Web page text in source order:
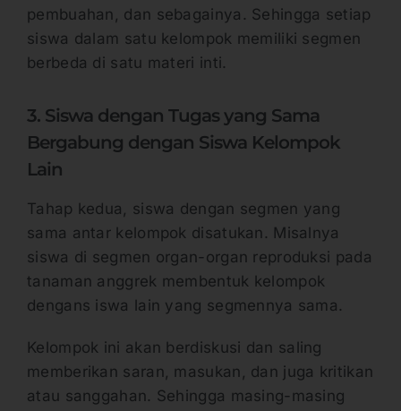
pembuahan, dan sebagainya. Sehingga setiap
siswa dalam satu kelompok memiliki segmen
berbeda di satu materi inti.
3. Siswa dengan Tugas yang Sama
Bergabung dengan Siswa Kelompok
Lain
Tahap kedua, siswa dengan segmen yang
sama antar kelompok disatukan. Misalnya
siswa di segmen organ-organ reproduksi pada
tanaman anggrek membentuk kelompok
dengans iswa lain yang segmennya sama.
Kelompok ini akan berdiskusi dan saling
memberikan saran, masukan, dan juga kritikan
atau sanggahan. Sehingga masing-masing